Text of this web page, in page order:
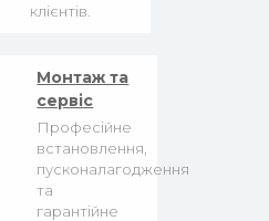
клієнтів.
Монтаж та
сервіс
Професійне
встановлення,
пусконалагодження
та
гарантійне